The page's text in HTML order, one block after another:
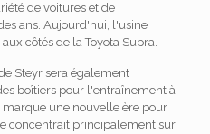
de voitures et de
ans. Aujourd'hui, l'usine
côtés de la Toyota Supra.
Steyr sera également
boîtiers pour l'entraînement à
marque une nouvelle ère pour
concentrait principalement sur